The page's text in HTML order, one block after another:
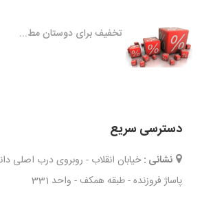
تخفیف برای دوستان مط...
دسترسی سریع
نشانی : خیابان انقلاب - روبروی درب اصلی
پاساژ فروزنده - طبقه همکف - واحد 331